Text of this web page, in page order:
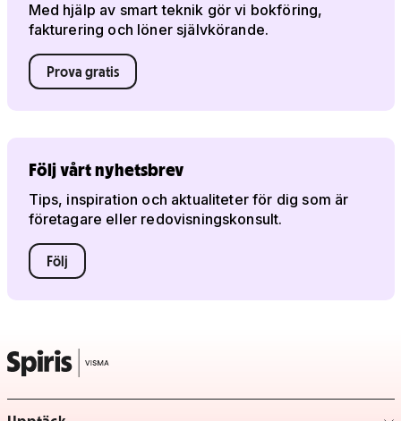
Med hjälp av smart teknik gör vi bokföring,
fakturering och löner självkörande.
Prova gratis
Följ vårt nyhetsbrev
Tips, inspiration och aktualiteter för dig som är
företagare eller redovisningskonsult.
Följ